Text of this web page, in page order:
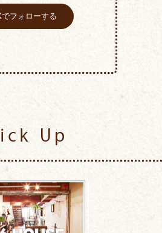
でフォローする